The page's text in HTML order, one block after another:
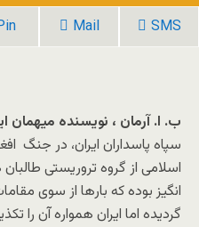
Mail SMS
ب. ا. آرمان ، نویسنده میهمان
سپاه پاسداران ایران، در جنگ
اسلامی از گروه تروریستی
انگیز بوده که بارها از سوی
گردیده اما ایران همواره آن را